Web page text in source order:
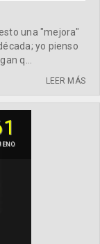
una "mejora"
yo pienso
q...
LEER MÁS